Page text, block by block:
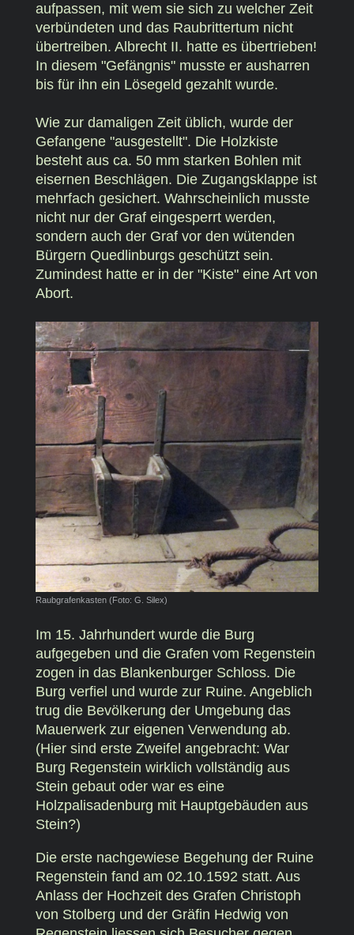
aufpassen, mit wem sie sich zu welcher Zeit
verbündeten und das Raubrittertum nicht
übertreiben. Albrecht II. hatte es übertrieben!
In diesem "Gefängnis" musste er ausharren
bis für ihn ein Lösegeld gezahlt wurde.
Wie zur damaligen Zeit üblich, wurde der
Gefangene "ausgestellt". Die Holzkiste
besteht aus ca. 50 mm starken Bohlen mit
eisernen Beschlägen. Die Zugangsklappe ist
mehrfach gesichert. Wahrscheinlich musste
nicht nur der Graf eingesperrt werden,
sondern auch der Graf vor den wütenden
Bürgern Quedlinburgs geschützt sein.
Zumindest hatte er in der "Kiste" eine Art von
Abort.
Raubgrafenkasten (Foto: G. Silex)
Im 15. Jahrhundert wurde die Burg
aufgegeben und die Grafen vom Regenstein
zogen in das Blankenburger Schloss. Die
Burg verfiel und wurde zur Ruine. Angeblich
trug die Bevölkerung der Umgebung das
Mauerwerk zur eigenen Verwendung ab.
(Hier sind erste Zweifel angebracht: War
Burg Regenstein wirklich vollständig aus
Stein gebaut oder war es eine
Holzpalisadenburg mit Hauptgebäuden aus
Stein?)
Die erste nachgewiese Begehung der Ruine
Regenstein fand am 02.10.1592 statt. Aus
Anlass der Hochzeit des Grafen Christoph
von Stolberg und der Gräfin Hedwig von